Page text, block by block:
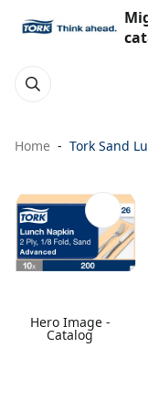
Home Tork Sand
Hero Image -
Catalog